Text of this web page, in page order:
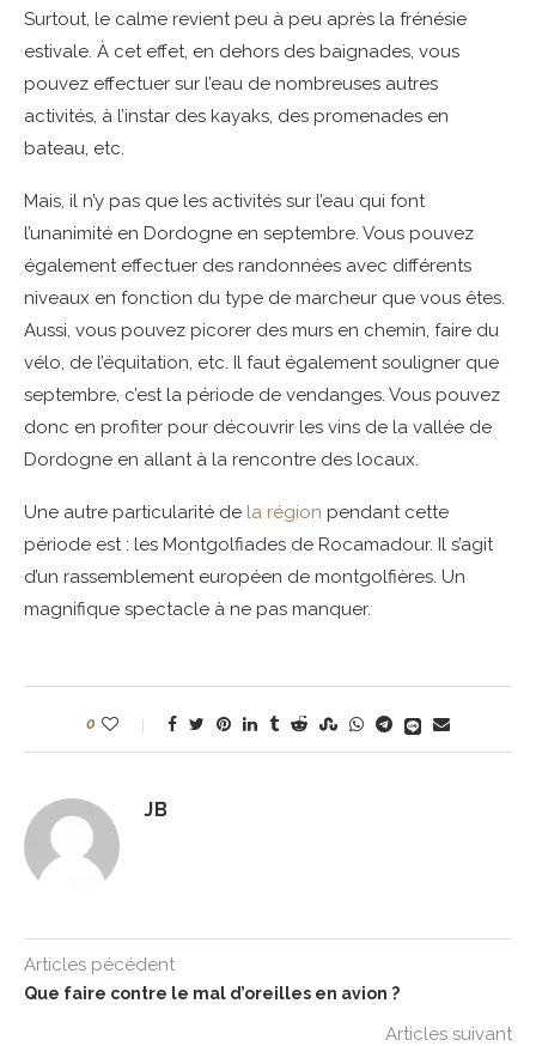
Surtout, le calme revient peu à peu après la frénésie
estivale. À cet effet, en dehors des baignades, vous
pouvez effectuer sur l’eau de nombreuses autres
activités, à l’instar des kayaks, des promenades en
bateau, etc.
Mais, il n’y pas que les activités sur l’eau qui font
l’unanimité en Dordogne en septembre. Vous pouvez
également effectuer des randonnées avec différents
niveaux en fonction du type de marcheur que vous êtes.
Aussi, vous pouvez picorer des murs en chemin, faire du
vélo, de l’équitation, etc. Il faut également souligner que
septembre, c’est la période de vendanges. Vous pouvez
donc en profiter pour découvrir les vins de la vallée de
Dordogne en allant à la rencontre des locaux.
Une autre particularité de la région pendant cette
période est : les Montgolfiades de Rocamadour. Il s’agit
d’un rassemblement européen de montgolfières. Un
magnifique spectacle à ne pas manquer.
0
JB
Articles pécédent
Que faire contre le mal d’oreilles en avion ?
Articles suivant